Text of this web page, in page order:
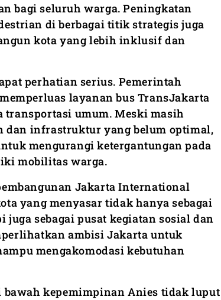
bagi seluruh warga. Peningkatan
di berbagai titik strategis juga
kota yang lebih inklusif dan
perhatian serius. Pemerintah
layanan bus TransJakarta
umum. Meski masih
dan infrastruktur yang belum optimal,
mengurangi ketergantungan pada
mobilitas warga.
Jakarta International
yang menyasar tidak hanya sebagai
juga sebagai pusat kegiatan sosial dan
ambisi Jakarta untuk
mengakomodasi kebutuhan
kepemimpinan Anies tidak luput